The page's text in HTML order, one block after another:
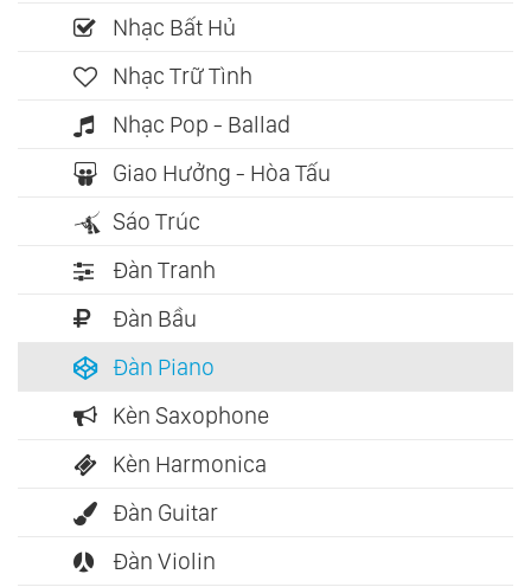
Nhạc Bất Hủ
Nhạc Trữ Tình
Nhạc Pop - Ballad
Giao Hưởng - Hòa Tấu
Sáo Trúc
Đàn Tranh
Đàn Bầu
Đàn Piano
Kèn Saxophone
Kèn Harmonica
Đàn Guitar
Đàn Violin